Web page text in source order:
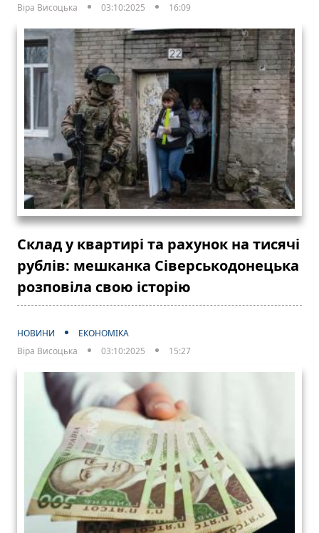
Віра Висоцька
03:10:2025 16:09
Склад у квартирі та рахунок на тисячі
рублів: мешканка Сіверськодонецька
розповіла свою історію
НОВИНИ
ЕКОНОМІКА
Віра Висоцька
03:10:2025 15:27